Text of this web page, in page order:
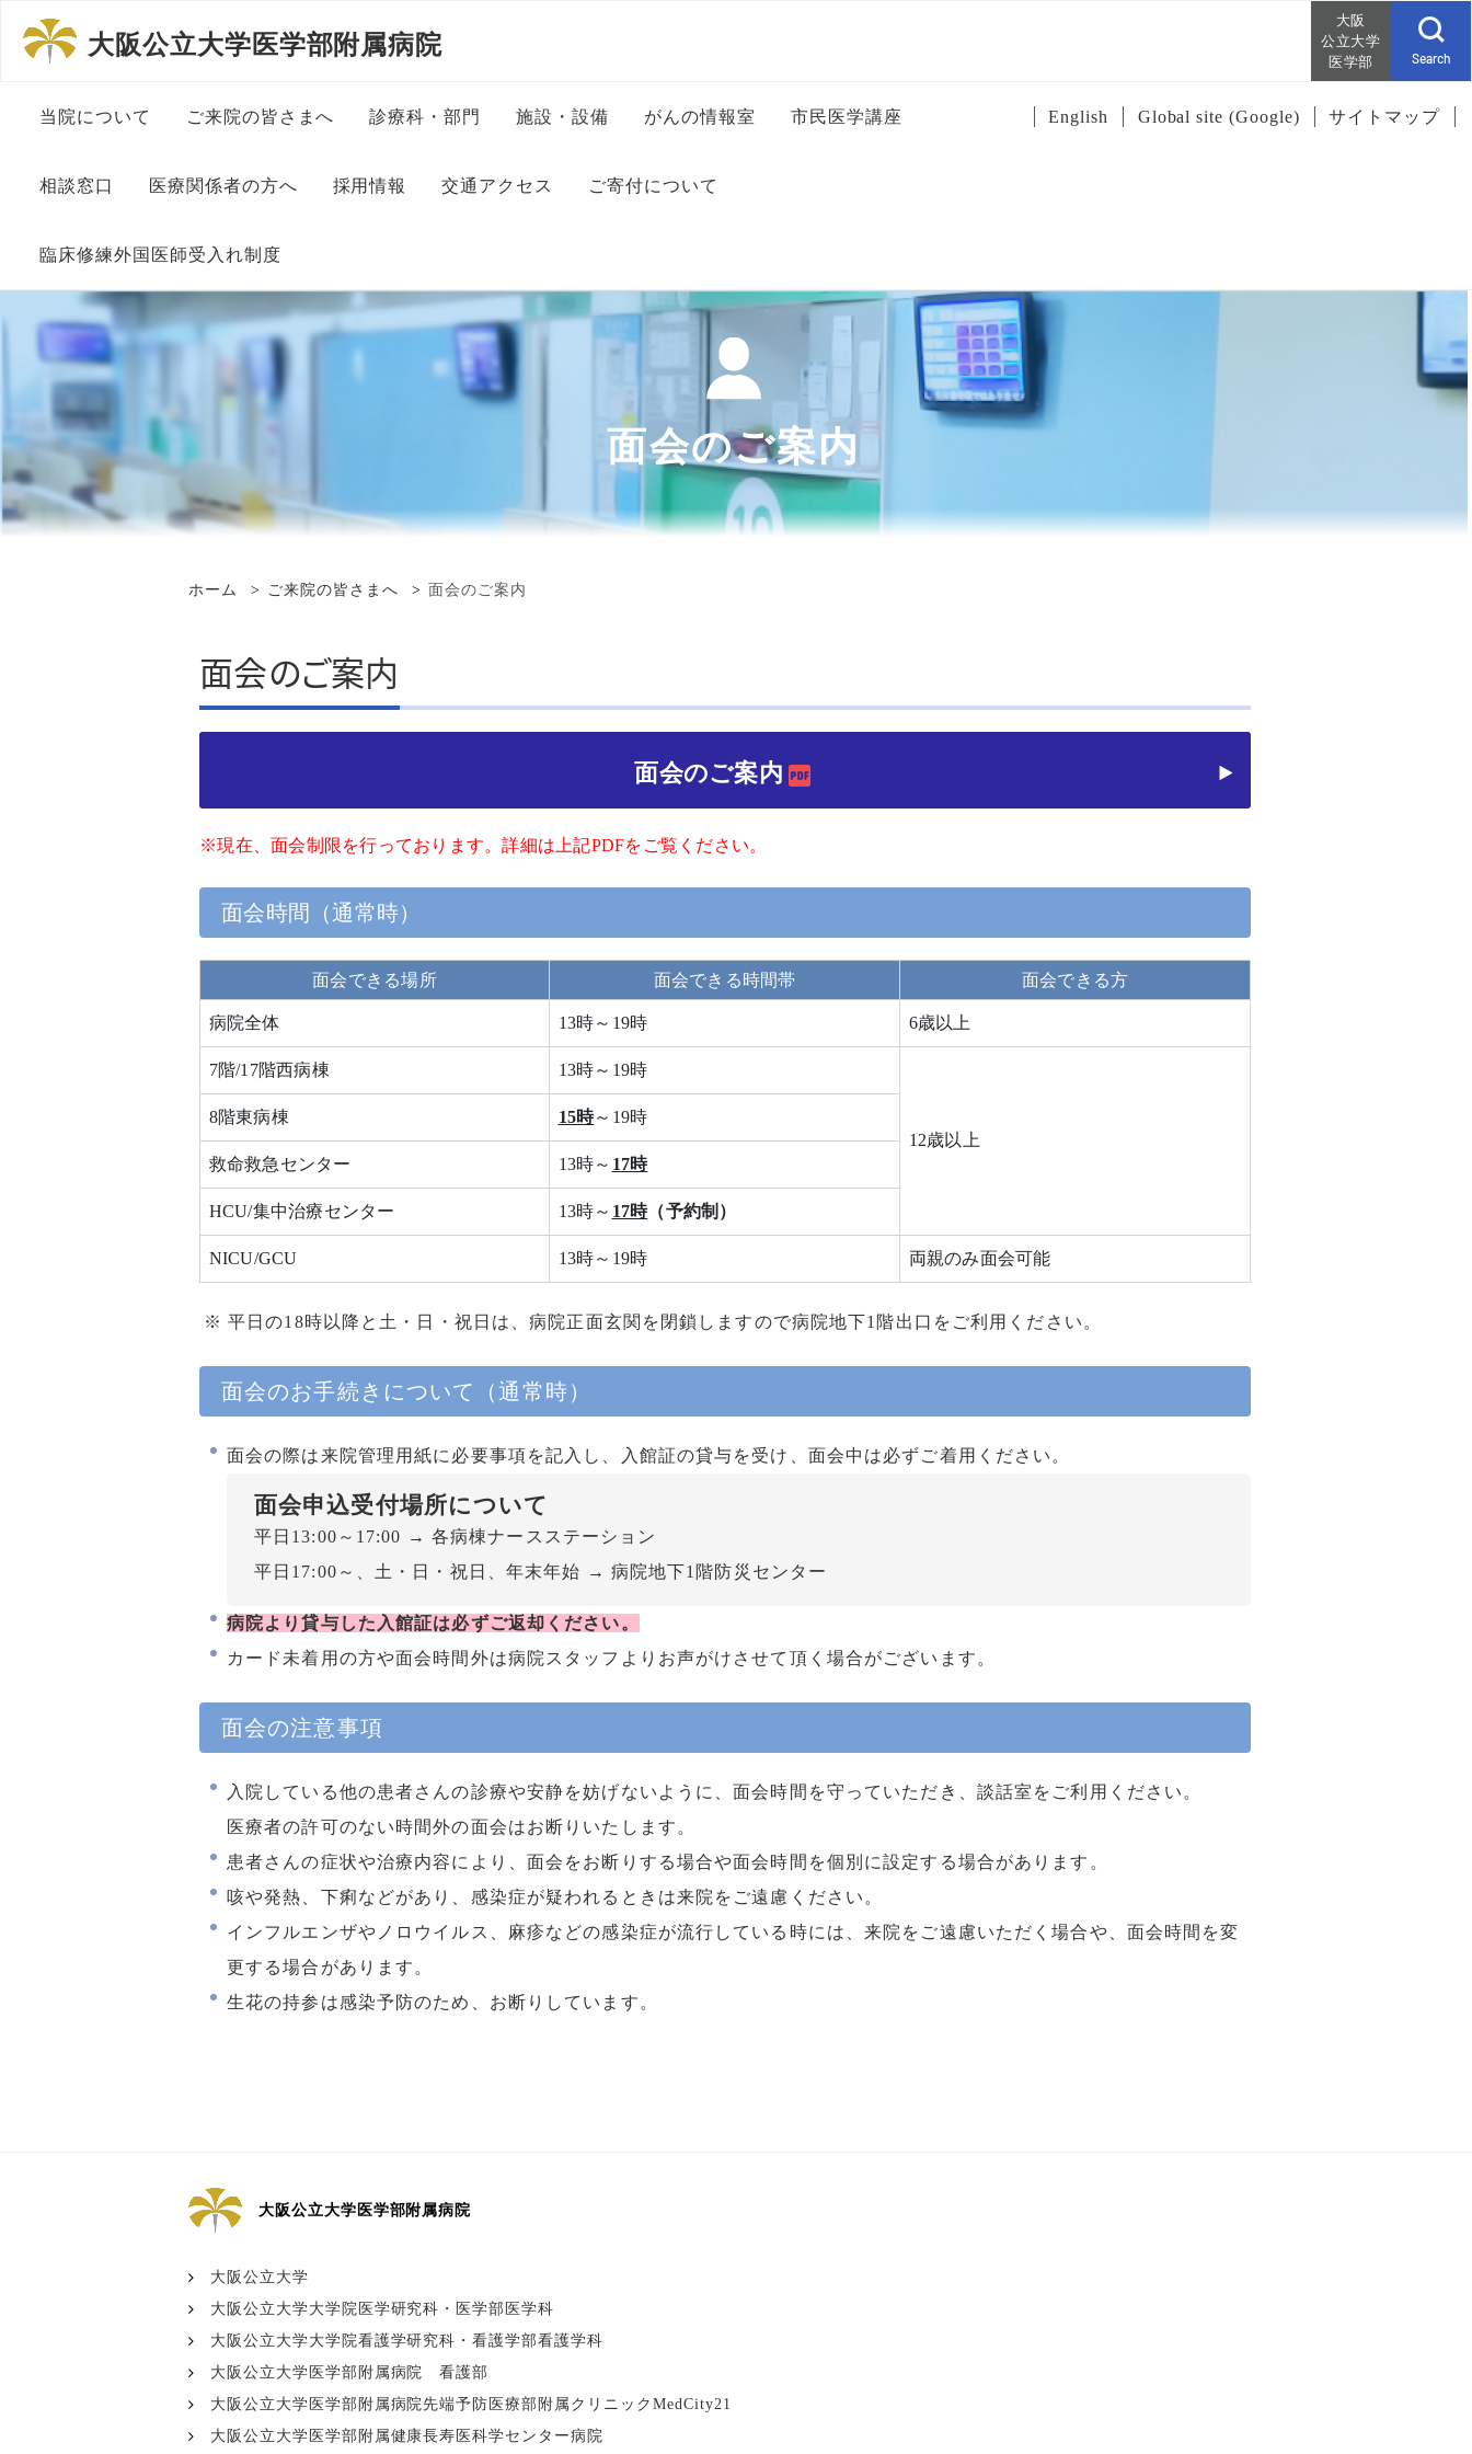
大阪公立大学医学部附属病院
大阪
公立大学
医学部
Search
当院について
病院長挨拶
沿革
組織図
施設基準関連掲示
大学病院改革プラン
ご来院の皆さまへ
患者さんの権利と責務につ
一般的な診療に伴う包括同
意について
ペイシェントハラスメント
初診の方へ
再診の方へ
患者さんへの情報公開
面会のご案内
フロアマップ
コンビニエンスストア・美
容室・カフェ等
人間ドックについて（先端
予防医療部附属クリニック
MedCity21）
交通アクセス
電動車いすのご利用につい
て
公大病院アプリについて
特定行為と包括同意につい
輸血を拒否される方へ
診療科・部門
内科系診療科
その他診療科
中央部門
施設・設備
病室のご案内
フロアマップ
がんの情報室 市民医学講座
相談窓口
相談窓口について
患者総合支援センター
入・退院支援 在宅療養支
がん情報
セカンドオピニオン
医療関係者の方へ
地域医療連絡室
診察予約申込書
医療連携登録医制度
医療連携登録医一覧
講演会・研修会 情報
ーク 診療記録の閲覧
ついて
採用情報
看護師・助産師・保健師
メディカルスタッフ
治験・研究支援職員
お問い合わせ
交通アクセス ご寄付について
臨床修練外国医師受入れ制度
外国人医師臨床修練制度に
ついて
大阪公立大学医学部附属病
院の特色
English Global site (Google) サイトマップ
面会のご案内
ホーム ご来院の皆さまへ 面会のご案内
面会のご案内
面会のご案内
※現在、面会制限を行っております。詳細は上記PDFをご覧ください。
面会時間（通常時）
面会できる場所 面会できる時間帯 面会できる方
病院全体 13時～19時 6歳以上
7階/17階西病棟 13時～19時
12歳以上
8階東病棟 15時～19時
救命救急センター 13時～ 17時
HCU/集中治療センター 13時～ 17時（予約制）
NICU/GCU 13時～19時 両親のみ面会可能
平日の18時以降と土・日・祝日は、病院正面玄関を閉鎖しますので病院地下1階出口をご利用ください。
面会のお手続きについて（通常時）
面会の際は来院管理用紙に必要事項を記入し、入館証の貸与を受け、面会中は必ずご着用ください。
面会申込受付場所について
平日13:00～17:00 → 各病棟ナースステーション
平日17:00～、土・日・祝日、年末年始 → 病院地下1階防災センター
病院より貸与した入館証は必ずご返却ください。
カード未着用の方や面会時間外は病院スタッフよりお声がけさせて頂く場合がございます。
面会の注意事項
入院している他の患者さんの診療や安静を妨げないように、面会時間を守っていただき、談話室をご利用ください。
医療者の許可のない時間外の面会はお断りいたします。
患者さんの症状や治療内容により、面会をお断りする場合や面会時間を個別に設定する場合があります。
咳や発熱、下痢などがあり、感染症が疑われるときは来院をご遠慮ください。
インフルエンザやノロウイルス、麻疹などの感染症が流行している時には、来院をご遠慮いただく場合や、面会時間を変
更する場合があります。
生花の持参は感染予防のため、お断りしています。
大阪公立大学医学部附属病院
大阪公立大学
大阪公立大学大学院医学研究科・医学部医学科
大阪公立大学大学院看護学研究科・看護学部看護学科
大阪公立大学医学部附属病院 看護部
大阪公立大学医学部附属病院先端予防医療部附属クリニックMedCity21
大阪公立大学医学部附属健康長寿医科学センター病院